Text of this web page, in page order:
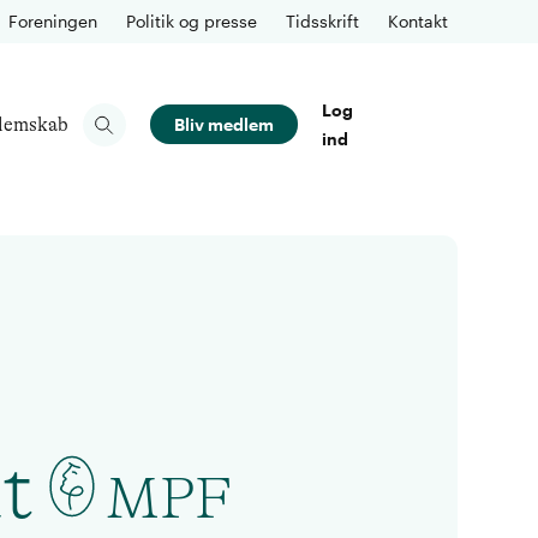
Foreningen Politik og presse Tidsskrift Kontakt
Bliv medlem
Log
ind
MPF